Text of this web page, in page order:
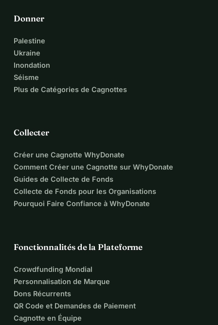
Donner
Palestine
Ukraine
Inondation
Séisme
Plus de Catégories de Cagnottes
Collecter
Créer une Cagnotte WhyDonate
Comment Créer une Cagnotte sur WhyDonate
Guides de Collecte de Fonds
Collecte de Fonds pour les Organisations
Pourquoi Faire Confiance à WhyDonate
Fonctionnalités de la Plateforme
Crowdfunding Mondial
Personnalisation de Marque
Dons Récurrents
QR Code et Demandes de Paiement
Cagnotte en Équipe